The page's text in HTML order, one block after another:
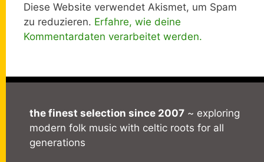
Diese Website verwendet Akismet, um Spam
zu reduzieren. Erfahre, wie deine
Kommentardaten verarbeitet werden.
the finest selection since 2007 ~ exploring
modern folk music with celtic roots for all
generations